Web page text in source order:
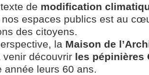
de modification
nos espaces publics est au
des citoyens.
la Maison de
découvrir les pépinières
année leurs 60 ans.